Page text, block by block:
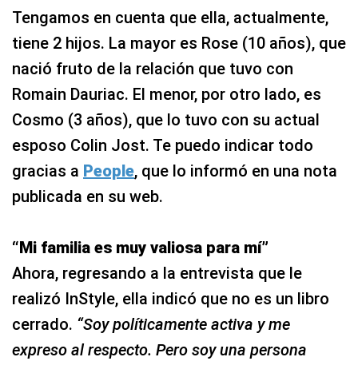
Tengamos en cuenta que ella, actualmente,
tiene 2 hijos. La mayor es Rose (10 años), que
nació fruto de la relación que tuvo con
Romain Dauriac. El menor, por otro lado, es
Cosmo (3 años), que lo tuvo con su actual
esposo Colin Jost. Te puedo indicar todo
gracias a People, que lo informó en una nota
publicada en su web.
“Mi familia es muy valiosa para mí”
Ahora, regresando a la entrevista que le
realizó InStyle, ella indicó que no es un libro
cerrado. “Soy políticamente activa y me
expreso al respecto. Pero soy una persona